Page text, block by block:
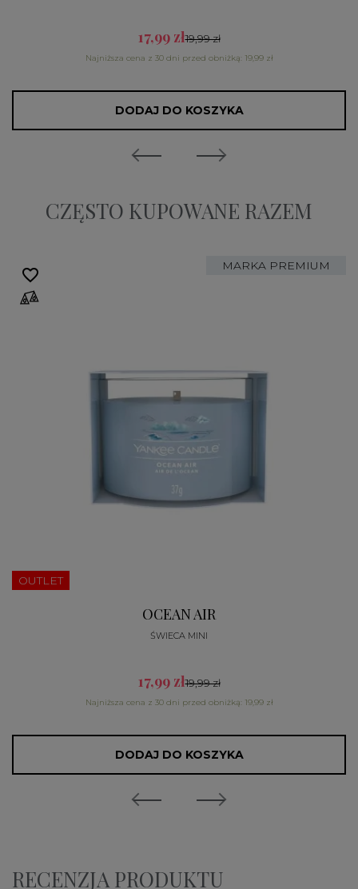
17,99 zł19,99 zł
Najniższa cena z 30 dni przed obniżką: 19,99 zł
DODAJ DO KOSZYKA
CZĘSTO KUPOWANE RAZEM
MARKA PREMIUM
OUTLET
OCEAN AIR
ŚWIECA MINI
17,99 zł19,99 zł
Najniższa cena z 30 dni przed obniżką: 19,99 zł
DODAJ DO KOSZYKA
favorite_border
RECENZJA PRODUKTU